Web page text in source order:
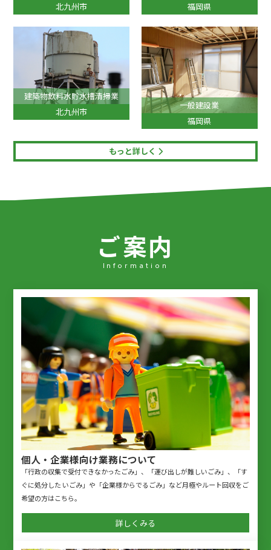
北九州市
福岡県
建築物飲料水貯水槽清掃業
北九州市
一般建設業
福岡県
もっと詳しく
ご案内
Information
個人・企業様向け業務について
「行政の収集で受付できなかったごみ」、「運び出しが難しいごみ」、「す
ぐに処分した いごみ」や「企業様からでるごみ」など月極やルート回収をご
希望の方はこちら。
詳しくみる